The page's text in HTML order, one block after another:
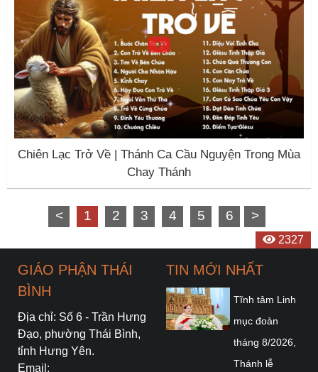
2340
2845
2253
2461
2572
3527
3060
2551
2901
2555
2674
Chiên Lạc Trở Về | Thánh Ca Cầu Nguyện Trong Mùa
Chay Thánh
2327
< 1 2 3 4 5 6 >
GIÁO PHẬN THÁI
BÌNH
Địa chỉ: Số 6 - Trần Hưng
Đạo, phường Thái Bình,
tỉnh Hưng Yên.
Email:
TIN MỚI NHẤT
Tĩnh tâm Linh
mục đoàn
tháng 8/2026,
Thánh lễ